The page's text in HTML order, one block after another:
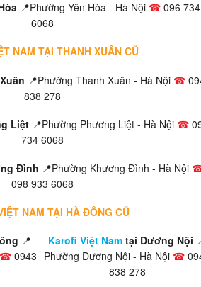
📍Phường Yên Hòa - Hà Nội ☎ 096 734
6068
NAM TẠI THANH XUÂN CŨ
📍Phường Thanh Xuân - Hà Nội ☎
838 278
Liệt 📍Phường Phương Liệt - Hà Nội ☎
734 6068
Đình 📍Phường Khương Đình - Hà Nội
098 933 6068
NAM TẠI HÀ ĐÔNG CŨ
📍
☎ 0943
Karofi Việt Nam tại Dương Nội
Phường Dương Nội - Hà Nội ☎
838 278